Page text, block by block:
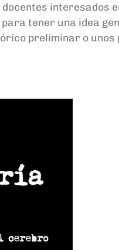
tener una idea
preliminar o